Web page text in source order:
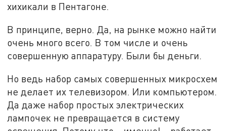
хихикали в Пентагоне.
В принципе, верно. Да, на рынке можно найти
очень много всего. В том числе и очень
совершенную аппаратуру. Были бы деньги.
Но ведь набор самых совершенных микросхем
не делает их телевизором. Или компьютером.
Да даже набор простых электрических
лампочек не превращается в систему